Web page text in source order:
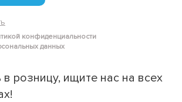
конфиденциальности
данных
в розницу, ищите нас на всех